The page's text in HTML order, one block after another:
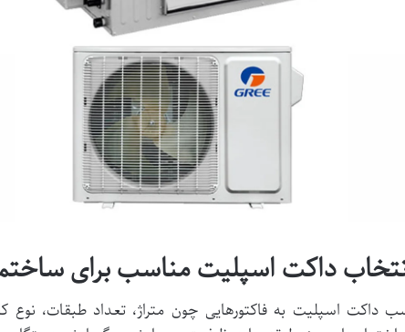
داکت اسپلیت مناسب برای
داکت اسپلیت به فاکتورهایی چون متراژ، تعداد طبقات، نوع